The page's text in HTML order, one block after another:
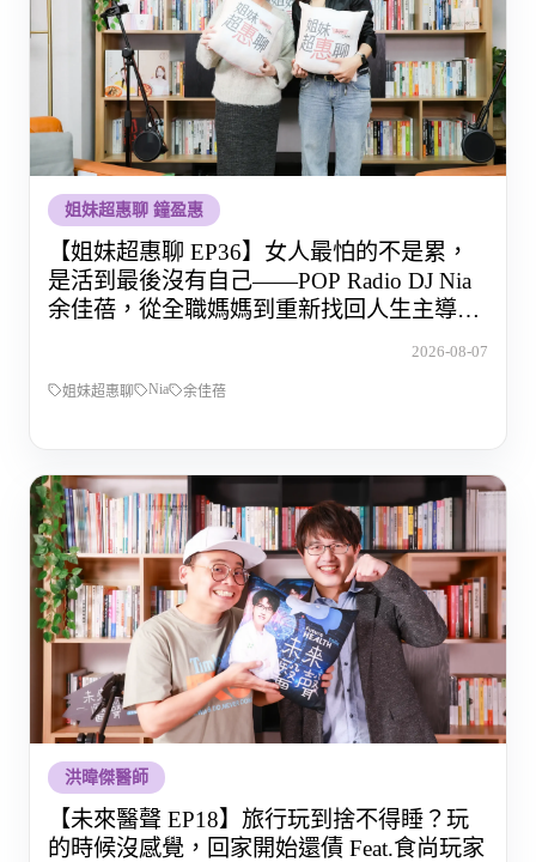
姐妹超惠聊 鐘盈惠
【姐妹超惠聊 EP36】女人最怕的不是累，
是活到最後沒有自己——POP Radio DJ Nia
余佳蓓，從全職媽媽到重新找回人生主導權
2026-08-07
姐妹超惠聊 Nia 余佳蓓
洪暐傑醫師
【未來醫聲 EP18】旅行玩到捨不得睡？玩
的時候沒感覺，回家開始還債 Feat.食尚玩家